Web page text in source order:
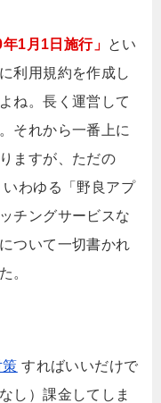
年1月1日施行」 とい
利用規約を作成し
ね。長く運営して
それから一番上に
ますが、ただの
わゆる「野良アプ
チングサービスな
ついて一切書かれ
。
すればいいだけで
し）課金してしま